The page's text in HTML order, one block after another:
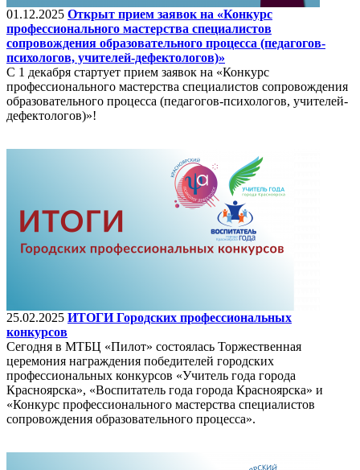
01.12.2025 Открыт прием заявок на «Конкурс
профессионального мастерства специалистов
сопровождения образовательного процесса (педагогов-
психологов, учителей-дефектологов)»
С 1 декабря стартует прием заявок на «Конкурс
профессионального мастерства специалистов сопровождения
образовательного процесса (педагогов-психологов, учителей-
дефектологов)»!
25.02.2025 ИТОГИ Городских профессиональных
конкурсов
Сегодня в МТБЦ «Пилот» состоялась Торжественная
церемония награждения победителей городских
профессиональных конкурсов «Учитель года города
Красноярска», «Воспитатель года города Красноярска» и
«Конкурс профессионального мастерства специалистов
сопровождения образовательного процесса».